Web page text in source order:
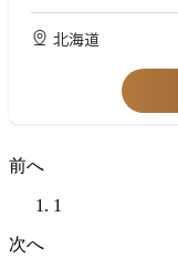
・その他事業企画
【歓迎要件】
複数の店舗にて施工管
北海道
前へ
1
次へ